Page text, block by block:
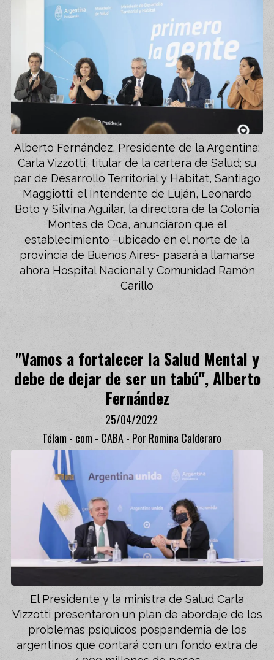
Alberto Fernández, Presidente de la Argentina;
Carla Vizzotti, titular de la cartera de Salud; su
par de Desarrollo Territorial y Hábitat, Santiago
Maggiotti; el Intendente de Luján, Leonardo
Boto y Silvina Aguilar, la directora de la Colonia
Montes de Oca, anunciaron que el
establecimiento –ubicado en el norte de la
provincia de Buenos Aires- pasará a llamarse
ahora Hospital Nacional y Comunidad Ramón
Carillo
"Vamos a fortalecer la Salud Mental y
debe de dejar de ser un tabú", Alberto
Fernández
Télam - com - CABA - Por Romina Calderaro
25/04/2022
El Presidente y la ministra de Salud Carla
Vizzotti presentaron un plan de abordaje de los
problemas psíquicos pospandemia de los
argentinos que contará con un fondo extra de